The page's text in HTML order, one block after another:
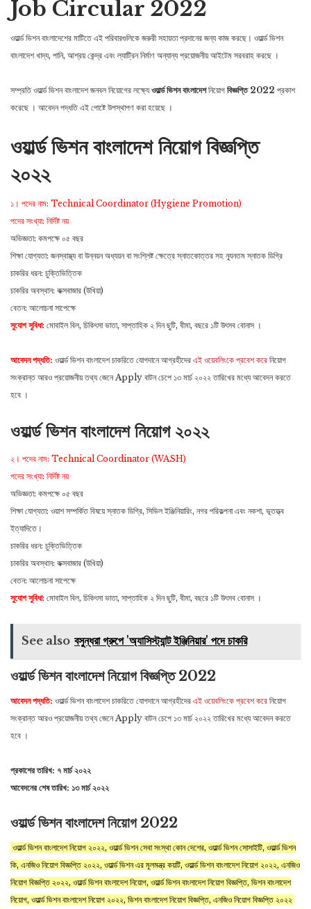
Job Circular 2022
ওয়ার্ল্ড ভিশন বাংলাদেশের মাটিতে এই পরিবারগুলিকে জরুরী সহায়তা প্রদানের জন্য কাজ করছে। ওয়ার্ল্ড ভিশন
বাংলাদেশ খাদ্য, পানি, আশ্রয় কেন্দ্র এবং ল্যাট্রিন নির্মাণ অন্যান্য প্রয়োজনীয় আইটেম সরবরাহ করছে ।
সম্প্রতি ওয়ার্ল্ড ভিশন বাংলাদেশ জনবল নিয়োগের লক্ষ্যেওয়ার্ল্ড ভিশন বাংলাদেশনিয়োগ বিজ্ঞপ্তি 2022 প্রকাশ
করেছে । আবেদন পদ্ধতি এই পোষ্টে উপস্থাপণ করা হয়েছে ।
ওয়ার্ল্ড ভিশন বাংলাদেশ নিয়োগ বিজ্ঞপ্তি
২০২২
১। পদের নাম: Technical Coordinator (Hygiene Promotion)
পদের সংখ্যা: নির্দিষ্ট নয়
অভিজ্ঞতা: কমপক্ষে ০৫ বছর
শিক্ষা যোগ্যতা: জনস্বাস্থ্য বা উন্নয়ন অধ্যয়ন বা সংশ্লিষ্ট ক্ষেত্রে স্নাতকোত্তর সহ ন্যূনতম স্নাতক ডিগ্রি
চাকরির ধরন: চুক্তিভিত্তিক
চাকরির অবস্থান: কক্সবাজার (উখিয়া)
বেতন: আলোচনা সাপেক্ষে
সুযোগ সুবিধা: মোবাইল বিল, চিকিৎসা ভাতা, সাপ্তাহিক ২ দিন ছুটি, বীমা, বছরে ১টি উৎসব বোনাস ।
আবেদন পদ্ধতি: ওয়ার্ল্ড ভিশন বাংলাদেশ চাকরিতে যোগদানে আগ্রহীদের এই ওয়েবলিংকে প্রবেশ করে নিয়োগ
সংক্রান্ত আরও প্রয়োজনীয় তথ্য জেনে Apply বাটন চেপে ১৩ মার্চ ২০২২ তারিখের মধ্যে আবেদন করতে
হবে ।
ওয়ার্ল্ড ভিশন বাংলাদেশ নিয়োগ ২০২২
২। পদের নাম: Technical Coordinator (WASH)
পদের সংখ্যা: নির্দিষ্ট নয়
অভিজ্ঞতা: কমপক্ষে ০৫ বছর
শিক্ষা যোগ্যতা: ওয়াশ সম্পর্কিত বিষয়ে স্নাতক ডিগ্রি, সিভিল ইঞ্জিনিয়ারিং, নগর পরিকল্পনা এবং নকশা, ভূতত্ত্ব
ইত্যাদিতে।
চাকরির ধরন: চুক্তিভিত্তিক
চাকরির অবস্থান: কক্সবাজার (উখিয়া)
বেতন: আলোচনা সাপেক্ষে
সুযোগ সুবিধা: মোবাইল বিল, চিকিৎসা ভাতা, সাপ্তাহিক ২ দিন ছুটি, বীমা, বছরে ১টি উৎসব বোনাস ।
See also বসুন্ধরা গ্রুপে 'অ্যাসিস্ট্যান্ট ইঞ্জিনিয়ার' পদে চাকরি
ওয়ার্ল্ড ভিশন বাংলাদেশ নিয়োগ বিজ্ঞপ্তি 2022
আবেদন পদ্ধতি: ওয়ার্ল্ড ভিশন বাংলাদেশ চাকরিতে যোগদানে আগ্রহীদের এই ওয়েবলিংকে প্রবেশ করে নিয়োগ
সংক্রান্ত আরও প্রয়োজনীয় তথ্য জেনে Apply বাটন চেপে ১৩ মার্চ ২০২২ তারিখের মধ্যে আবেদন করতে
হবে ।
প্রকাশের তারিখ: ৭ মার্চ ২০২২
আবেদনের শেষ তারিখ: ১৩ মার্চ ২০২২
ওয়ার্ল্ড ভিশন বাংলাদেশ নিয়োগ 2022
ওয়ার্ল্ড ভিশন বাংলাদেশ নিয়োগ ২০২২, ওয়ার্ল্ড ভিশন সেবা সংস্থা কোন দেশের, ওয়ার্ল্ড ভিশন সোসাইটি, ওয়ার্ল্ড ভিশন
কি, এনজিও নিয়োগ বিজ্ঞপ্তি ২০২২, ওয়ার্ল্ড ভিশন এর মূলমন্ত্র কয়টি, ওয়ার্ল্ড ভিশন বাংলাদেশ নিয়োগ ২০২২, এনজিও
নিয়োগ বিজ্ঞপ্তি ২০২২, ওয়ার্ল্ড ভিশন বাংলাদেশ নিয়োগ, ওয়ার্ল্ড ভিশন বাংলাদেশ নিয়োগ বিজ্ঞপ্তি, ভিশন বাংলাদেশ
নিয়োগ, ওয়ার্ল্ড ভিশন বাংলাদেশ নিয়োগ ২০২২, ভিশন বাংলাদেশ নিয়োগ বিজ্ঞপ্তি, এনজিও নিয়োগ বিজ্ঞপ্তি ২০২২